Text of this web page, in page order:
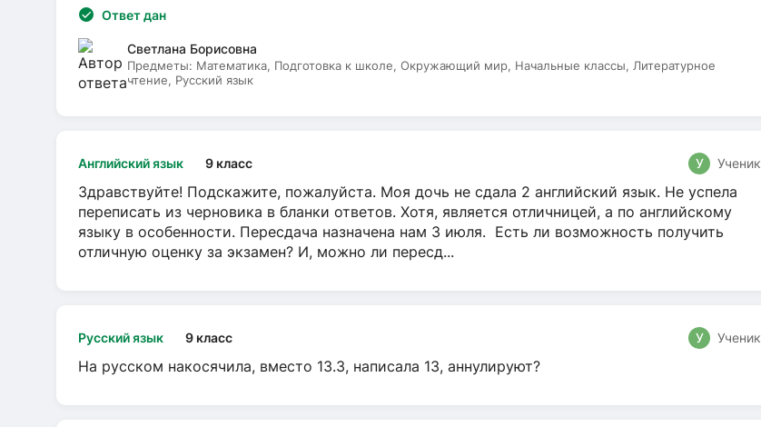
Ответ дан
Светлана Борисовна
Предметы: Математика, Подготовка к школе, Окружающий мир, Начальные классы, Литературное
чтение, Русский язык
Английский язык 9 класс У Ученик
Здравствуйте! Подскажите, пожалуйста. Моя дочь не сдала 2 английский язык. Не успела
переписать из черновика в бланки ответов. Хотя, является отличницей, а по английскому
языку в особенности. Пересдача назначена нам 3 июля. Есть ли возможность получить
отличную оценку за экзамен? И, можно ли пересд...
Русский язык 9 класс У Ученик
На русском накосячила, вместо 13.3, написала 13, аннулируют?